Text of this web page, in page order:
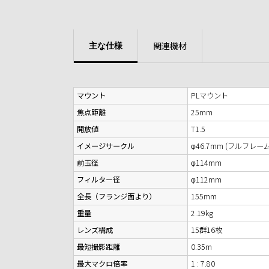
主な仕様 関連機材
マウント
PLマウント
焦点距離
25mm
開放値
T1.5
イメージサークル
φ46.7mm (フルフレー
前玉径
φ114mm
フィルター径
φ112mm
全長（フランジ面より）
155mm
重量
2.19kg
レンズ構成
15群16枚
最短撮影距離
0.35m
最大マクロ倍率
1 : 7.80